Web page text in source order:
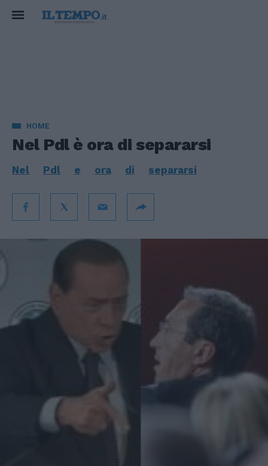
HOME
Nel Pdl è ora di separarsi
Nel Pdl e ora di separarsi